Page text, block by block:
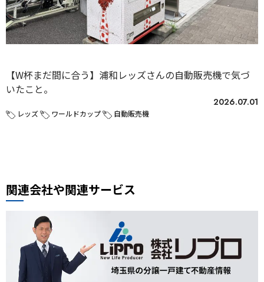
【W杯まだ間に合う】浦和レッズさんの自動販売機で気づ
いたこと。
2026.07.01
レッズ ワールドカップ 自動販売機
関連会社や関連サービス